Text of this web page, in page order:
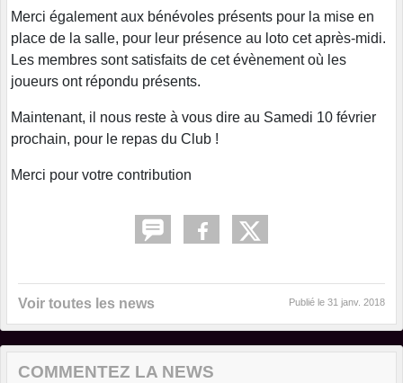
Merci également aux bénévoles présents pour la mise en
place de la salle, pour leur présence au loto cet après-midi.
Les membres sont satisfaits de cet évènement où les
joueurs ont répondu présents.
Maintenant, il nous reste à vous dire au Samedi 10 février
prochain, pour le repas du Club !
Merci pour votre contribution
Voir toutes les news Publié le 31 janv. 2018
COMMENTEZ LA NEWS